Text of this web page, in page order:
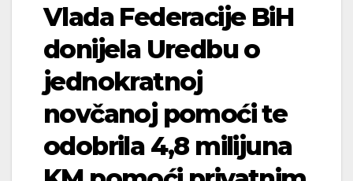
Vlada Federacije BiH
donijela Uredbu o
jednokratnoj
novčanoj pomoći te
odobrila 4,8 milijuna